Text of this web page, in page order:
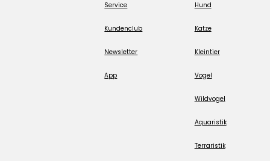
Service
Kundenclub
Newsletter
App
Hund
Katze
Kleintier
Vogel
Wildvogel
Aquaristik
Terraristik